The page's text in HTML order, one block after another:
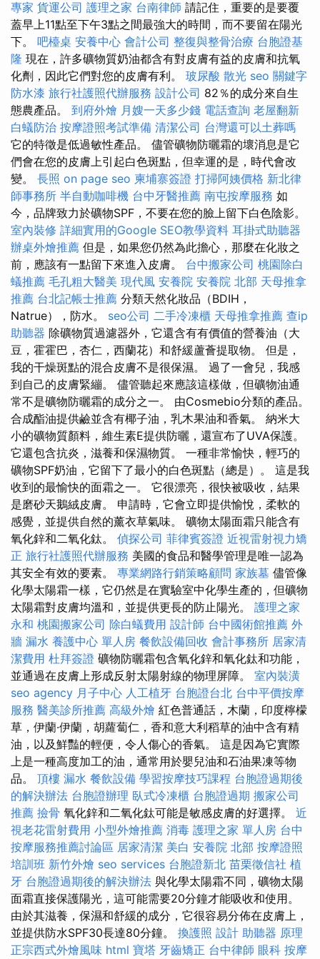
專家 貨運公司 護理之家 台南律師 請記住，重要的是要覆
蓋早上11點至下午3點之間最強大的時間，而不要留在陽光
下。 吧檯桌 安養中心 會計公司 整復與整骨治療 台胞證基
隆 現在，許多礦物質奶油都含有對皮膚有益的皮膚和抗氧
化劑，因此它們對您的皮膚有利。 玻尿酸 散光 seo 關鍵字
防水漆 旅行社護照代辦服務 設計公司 82％的成分來自生
態農產品。 到府外燴 月嫂一天多少錢 電話查詢 老屋翻新
白蟻防治 按摩證照考試準備 清潔公司 台灣還可以土葬嗎
它的特徵是低過敏性產品。 儘管礦物防曬霜的壞消息是它
們會在您的皮膚上引起白色斑點，但幸運的是，時代會改
變。 長照 on page seo 柬埔寨簽證 打掃阿姨價格 新北律
師事務所 半自動咖啡機 台中牙醫推薦 南屯按摩服務 如
今，品牌致力於礦物SPF，不要在您的臉上留下白色陰影。
室內裝修 詳細實用的Google SEO教學資料 耳掛式助聽器
辦桌外燴推薦 但是，如果您仍然為此擔心，那麼在化妝之
前，應該有一點留下來進入皮膚。 台中搬家公司 桃園除白
蟻推薦 毛孔粗大醫美 現代風 安養院 安養院 北部 天母推拿
推薦 台北記帳士推薦 分類天然化妝品（BDIH，
Natrue），防水。 seo公司 二手冷凍櫃 天母推拿推薦 查ip
助聽器 除礦物質過濾器外，它還含有有價值的營養油（大
豆，霍霍巴，杏仁，西蘭花）和舒緩蘆薈提取物。 但是，
我的干燥斑點的混合皮膚不是很保濕。 過了一會兒，我感
到自己的皮膚緊繃。 儘管聽起來應該這樣做，但礦物油通
常不是礦物防曬霜的成分之一。 由Cosmebio分類的產品。
合成酯油提供鹼並含有椰子油，乳木果油和香氣。 納米大
小的礦物質顏料，維生素E提供防曬，還宣布了UVA保護。
它還包含抗炎，滋養和保濕物質。 一種非常愉快，輕巧的
礦物SPF奶油，它留下了最小的白色斑點（總是）。 這是我
收到的最愉快的面霜之一。 它很漂亮，很快被吸收，結果
是磨砂天鵝絨皮膚。 申請時，它會立即提供愉悅，柔軟的
感覺，並提供自然的薰衣草氣味。 礦物太陽面霜只能含有
氧化鋅和二氧化鈦。 偵探公司 菲律賓簽證 近視雷射視力矯
正 旅行社護照代辦服務 美國的食品和醫學管理是唯一認為
其安全有效的要素。 專業網路行銷策略顧問 家族墓 儘管像
化學太陽霜一樣，它仍然是在實驗室中化學生產的，但礦物
太陽霜對皮膚均溫和，並提供更長的防止陽光。 護理之家
永和 桃園搬家公司 除白蟻費用 設計師 台中國術館推薦 外
牆 漏水 養護中心 單人房 餐飲設備回收 會計事務所 居家清
潔費用 杜拜簽證 礦物防曬霜包含氧化鋅和氧化鈦和功能，
並通過在皮膚上形成反射太陽射線的物理屏障。 室內裝潢
seo agency 月子中心 人工植牙 台胞證台北 台中平價按摩
服務 醫美診所推薦 高級外燴 紅色普通話，木蘭，印度檸檬
草，伊蘭·伊蘭，胡蘿蔔仁，香和意大利稻草的油中含有精
油，以及鮮豔的輕便，令人傷心的香氣。 這是因為它實際
上是一種高度加工的油，通常用於嬰兒油和石油果凍等物
品。 頂樓 漏水 餐飲設備 學習按摩技巧課程 台胞證過期後
的解決辦法 台胞證辦理 臥式冷凍櫃 台胞證過期 搬家公司
推薦 撿骨 氧化鋅和二氧化鈦可能是敏感皮膚的好選擇。 近
視老花雷射費用 小型外燴推薦 消毒 護理之家 單人房 台中
按摩服務推薦討論區 居家清潔 美白 安養院 北部 按摩證照
培訓班 新竹外燴 seo services 台胞證新北 苗栗徵信社 植
牙 台胞證過期後的解決辦法 與化學太陽霜不同，礦物太陽
面霜直接保護陽光，這可能需要20分鐘才能吸收和使用。
由於其滋養，保濕和舒緩的成分，它很容易分佈在皮膚上，
並提供防水SPF30長達80分鐘。 換護照 設計 助聽器 原理
正宗西式外燴風味 html 寶塔 牙齒矯正 台中律師 眼科 按摩